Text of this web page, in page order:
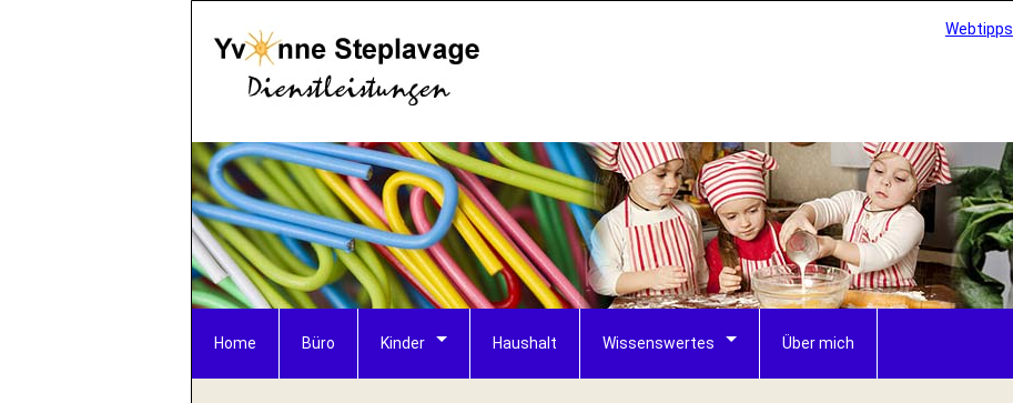
Webtipps
Home Büro Kinder Haushalt Wissenswertes Über mich